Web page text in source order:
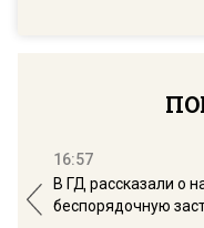
16:57
В ГД рассказали о
беспорядочную